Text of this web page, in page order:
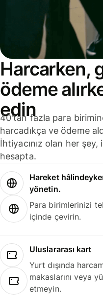
Harcarken,
ödeme
edin
40'tan fazla para
harcadıkça ve ödeme
İhtiyacınız olan her
hesapta.
Hareket
yönetin.
Para birimlerinizi
içinde çevirin.
Uluslararası kart
Yurt dışında
makaslarını veya
etmeyin.